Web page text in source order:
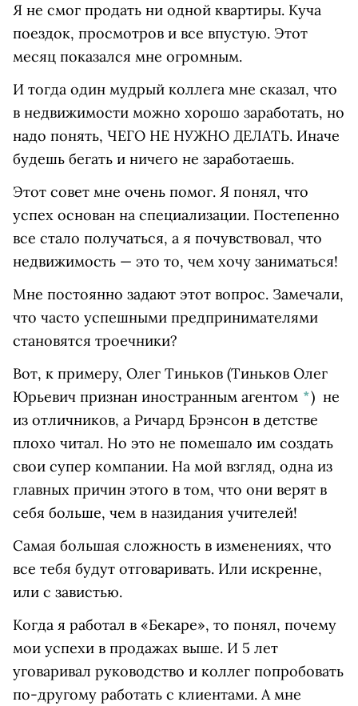
Я не смог продать ни одной квартиры. Куча
поездок, просмотров и все впустую. Этот
месяц показался мне огромным.
И тогда один мудрый коллега мне сказал, что
в недвижимости можно хорошо заработать, но
надо понять, ЧЕГО НЕ НУЖНО ДЕЛАТЬ. Иначе
будешь бегать и ничего не заработаешь.
Этот совет мне очень помог. Я понял, что
успех основан на специализации. Постепенно
все стало получаться, а я почувствовал, что
недвижимость — это то, чем хочу заниматься!
Мне постоянно задают этот вопрос. Замечали,
что часто успешными предпринимателями
становятся троечники?
Вот, к примеру, Олег Тиньков (Тиньков Олег
Юрьевич признан иностранным агентом *) не
из отличников, а Ричард Брэнсон в детстве
плохо читал. Но это не помешало им создать
свои супер компании. На мой взгляд, одна из
главных причин этого в том, что они верят в
себя больше, чем в назидания учителей!
Самая большая сложность в изменениях, что
все тебя будут отговаривать. Или искренне,
или с завистью.
Когда я работал в «Бекаре», то понял, почему
мои успехи в продажах выше. И 5 лет
уговаривал руководство и коллег попробовать
по-другому работать с клиентами. А мне